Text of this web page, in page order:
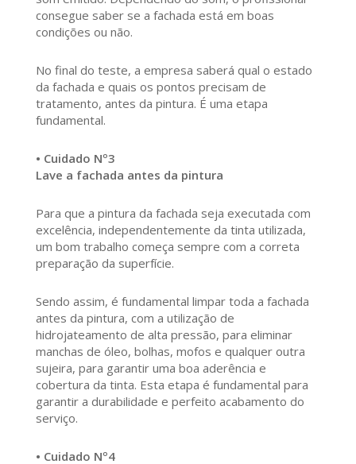
consegue saber se a fachada está em boas
condições ou não.
No final do teste, a empresa saberá qual o estado
da fachada e quais os pontos precisam de
tratamento, antes da pintura. É uma etapa
fundamental.
• Cuidado Nº3
Lave a fachada antes da pintura
Para que a pintura da fachada seja executada com
excelência, independentemente da tinta utilizada,
um bom trabalho começa sempre com a correta
preparação da superfície.
Sendo assim, é fundamental limpar toda a fachada
antes da pintura, com a utilização de
hidrojateamento de alta pressão, para eliminar
manchas de óleo, bolhas, mofos e qualquer outra
sujeira, para garantir uma boa aderência e
cobertura da tinta. Esta etapa é fundamental para
garantir a durabilidade e perfeito acabamento do
serviço.
• Cuidado Nº4